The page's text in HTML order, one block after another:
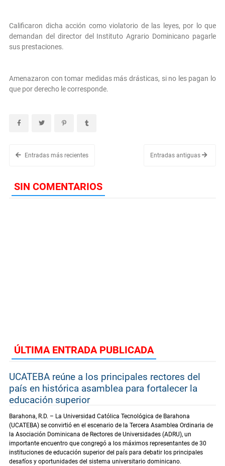
Calificaron dicha acción como violatorio de las leyes, por lo que
demandan del director del Instituto Agrario Dominicano pagarle
sus prestaciones.
Amenazaron con tomar medidas más drásticas, si no les pagan lo
que por derecho le corresponde.
Entradas más recientes Entradas antiguas
SIN COMENTARIOS
ÚLTIMA ENTRADA PUBLICADA
UCATEBA reúne a los principales rectores del
país en histórica asamblea para fortalecer la
educación superior
Barahona, R.D. – La Universidad Católica Tecnológica de Barahona
(UCATEBA) se convirtió en el escenario de la Tercera Asamblea Ordinaria de
la Asociación Dominicana de Rectores de Universidades (ADRU), un
importante encuentro que congregó a los máximos representantes de 30
instituciones de educación superior del país para debatir los principales
desafíos y oportunidades del sistema universitario dominicano.